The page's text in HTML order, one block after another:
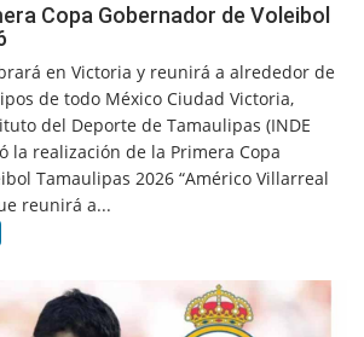
Copa Gobernador de Voleibol
en Victoria y reunirá a alrededor de
de todo México Ciudad Victoria,
del Deporte de Tamaulipas (INDE
la realización de la Primera Copa
Tamaulipas 2026 “Américo Villarreal
reunirá a...